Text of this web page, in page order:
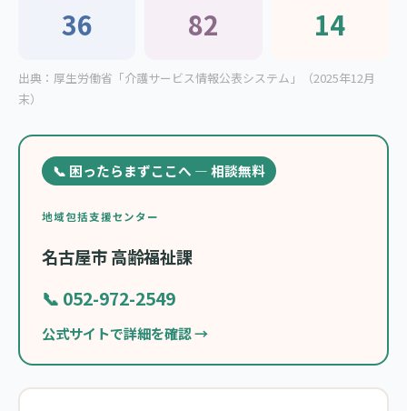
36 82 14
出典：厚生労働省「介護サービス情報公表システム」（2025年12月
末）
📞 困ったらまずここへ — 相談無料
地域包括支援センター
名古屋市 高齢福祉課
📞 052-972-2549
公式サイトで詳細を確認 →